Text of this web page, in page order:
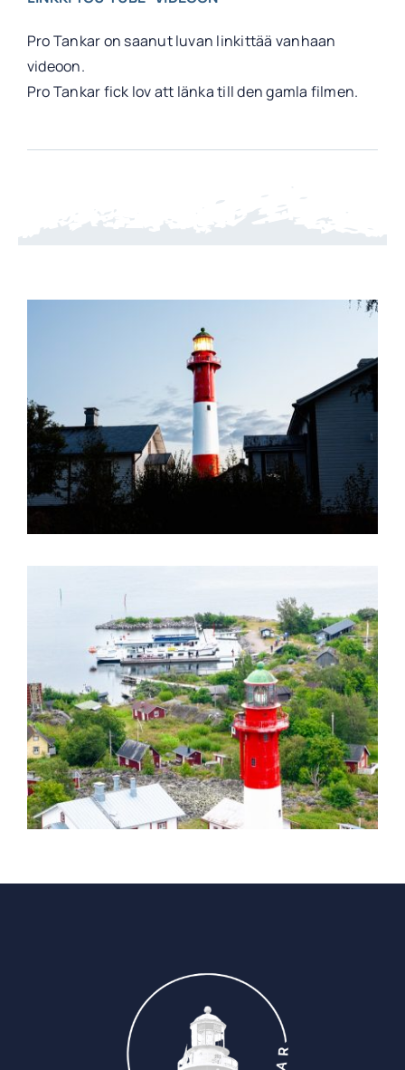
Pro Tankar on saanut luvan linkittää vanhaan
videoon.
Pro Tankar fick lov att länka till den gamla filmen.